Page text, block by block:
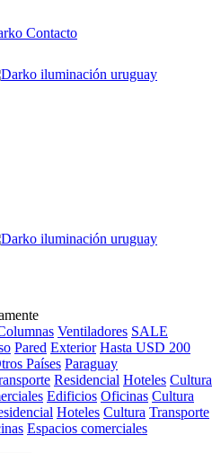
Contacto
Ventiladores SALE
Pared Exterior Hasta USD 200
Países Paraguay
Residencial Hoteles Cultura
Edificios Oficinas Cultura
Hoteles Cultura Transporte
Espacios comerciales